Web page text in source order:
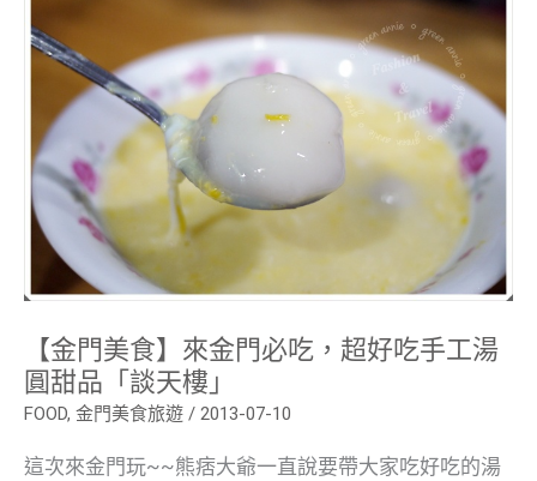
【金門美食】來金門必吃，超好吃手工湯
圓甜品「談天樓」
FOOD, 金門美食旅遊 / 2013-07-10
這次來金門玩~~熊痞大爺一直說要帶大家吃好吃的湯
美
食】
來
門
必
吃，
超
好
工
湯
「談
天
樓」